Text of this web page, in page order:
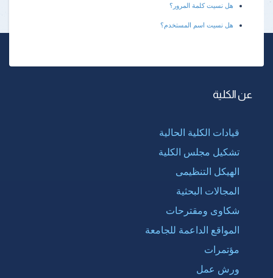
هل نسيت كلمة المرور؟
هل نسيت اسم المستخدم؟
عن الكلية
قيادات الكلية الحالية
تشكيل مجلس الكلية
الهيكل التنظيمى
المجالات البحثية
شكاوى ومقترحات
المواقع الداعمة للجامعة
مؤتمرات
ورش عمل